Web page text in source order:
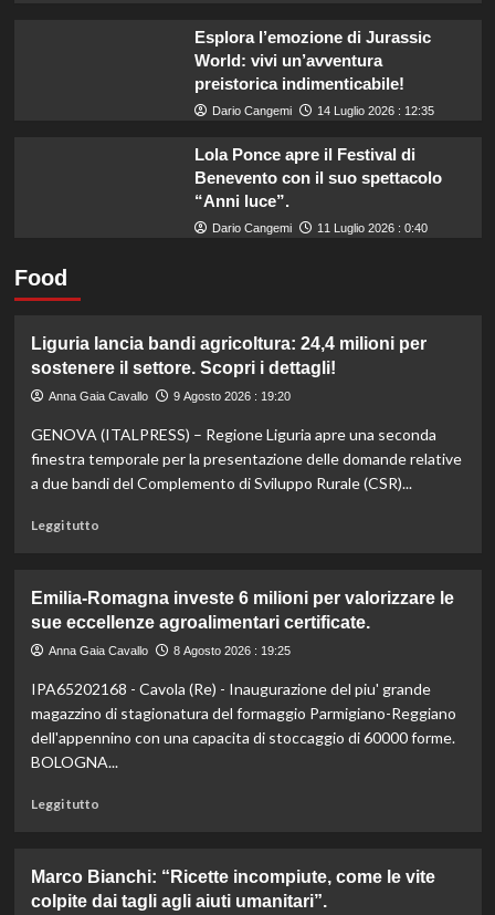
Esplora l’emozione di Jurassic
World: vivi un’avventura
preistorica indimenticabile!
Dario Cangemi 14 Luglio 2026 : 12:35
Lola Ponce apre il Festival di
Benevento con il suo spettacolo
“Anni luce”.
Dario Cangemi 11 Luglio 2026 : 0:40
Food
Liguria lancia bandi agricoltura: 24,4 milioni per
sostenere il settore. Scopri i dettagli!
Anna Gaia Cavallo 9 Agosto 2026 : 19:20
GENOVA (ITALPRESS) – Regione Liguria apre una seconda
finestra temporale per la presentazione delle domande relative
a due bandi del Complemento di Sviluppo Rurale (CSR)...
Leggi tuttoLeggi
Liguria
lancia
bandi
24,4
milioni
per
il
Emilia-Romagna investe 6 milioni per valorizzare le
sue eccellenze agroalimentari certificate.
Anna Gaia Cavallo 8 Agosto 2026 : 19:25
IPA65202168 - Cavola (Re) - Inaugurazione del piu' grande
magazzino di stagionatura del formaggio Parmigiano-Reggiano
dell'appennino con una capacita di stoccaggio di 60000 forme.
BOLOGNA...
Leggi tuttoLeggi
Emilia-
Romagna
Marco Bianchi: “Ricette incompiute, come le vite
colpite dai tagli agli aiuti umanitari”.